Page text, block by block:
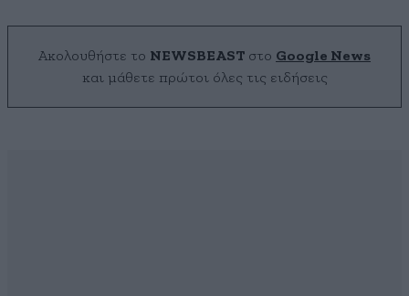
Ακολουθήστε το NEWSBEAST στο Google News
και μάθετε πρώτοι όλες τις ειδήσεις